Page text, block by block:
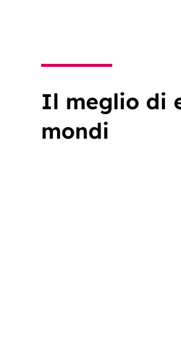
Il meglio di
mondi